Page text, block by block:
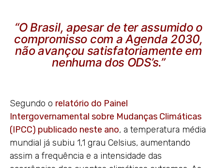
“O Brasil, apesar de ter assumido o
compromisso com a Agenda 2030,
não avançou satisfatoriamente em
nenhuma dos ODS’s.”
Segundo o relatório do Painel
Intergovernamental sobre Mudanças Climáticas
(IPCC) publicado neste ano, a temperatura média
mundial já subiu 1,1 grau Celsius, aumentando
assim a frequência e a intensidade das